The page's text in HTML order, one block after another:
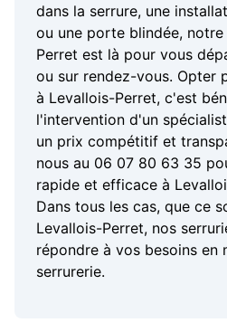
dans la serrure, une
ou une porte blindée,
Perret est là pour vous
ou sur rendez-vous. Opter
à Levallois-Perret, c'est
l'intervention d'un
un prix compétitif et
nous au 06 07 80 63 35
rapide et efficace à
Dans tous les cas, que ce
Levallois-Perret, nos
répondre à vos besoins en
serrurerie.